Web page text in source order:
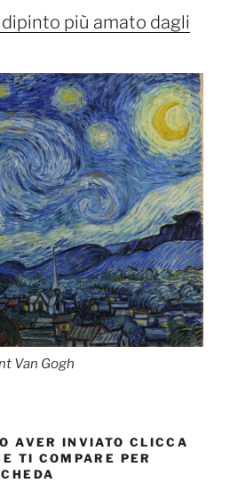
più amato dagli
Van Gogh
AVER INVIATO CLICCA
TI COMPARE PER